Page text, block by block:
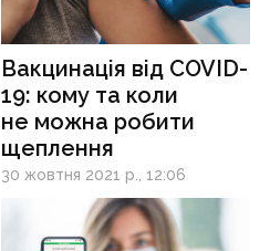
Вакцинація від COVID-
19: кому та коли
не можна робити
щеплення
30 жовтня 2021 р., 12:06